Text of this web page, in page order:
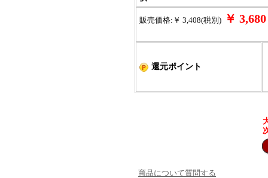
販売価格:￥ 3,408(税別) ￥
還元ポイント
商品について質問する